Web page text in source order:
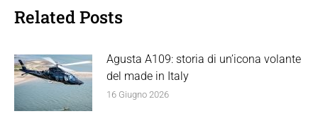
Related Posts
Agusta A109: storia di un’icona volante
del made in Italy
16 Giugno 2026